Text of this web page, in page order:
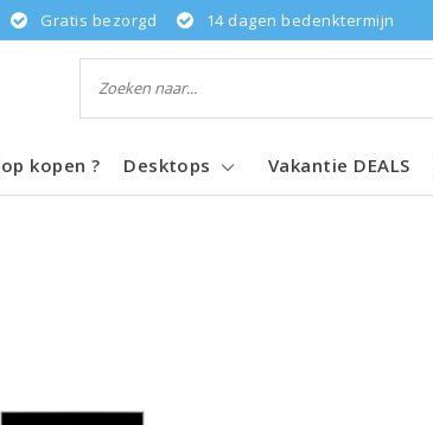
Gratis bezorgd 14 dagen bedenktermijn
kopen ? Desktops Vakantie DEALS